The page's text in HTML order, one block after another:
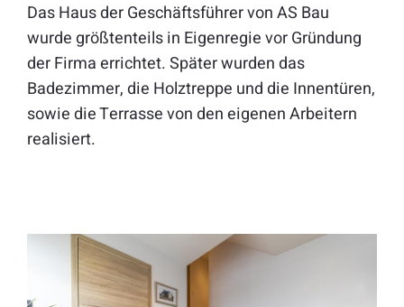
Das Haus der Geschäftsführer von AS Bau
wurde größtenteils in Eigenregie vor Gründung
der Firma errichtet. Später wurden das
Badezimmer, die Holztreppe und die Innentüren,
sowie die Terrasse von den eigenen Arbeitern
realisiert.